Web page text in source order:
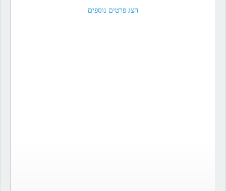
הצג פרטים נוספים